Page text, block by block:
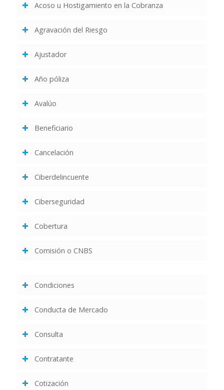
Acoso u Hostigamiento en la Cobranza
Agravación del Riesgo
Ajustador
Año póliza
Avalúo
Beneficiario
Cancelación
Ciberdelincuente
Ciberseguridad
Cobertura
Comisión o CNBS
Condiciones
Conducta de Mercado
Consulta
Contratante
Cotización